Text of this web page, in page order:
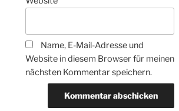
Name, E-Mail-Adresse und
Website in diesem Browser für meinen
nächsten Kommentar speichern.